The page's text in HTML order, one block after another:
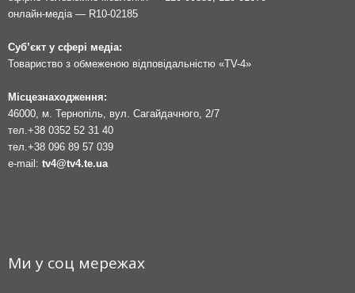
онлайн-медіа — R10-02185
Суб’єкт у сфері медіа:
Товариство з обмеженою відповідальністю «TV-4»
Місцезнаходження:
46000, м. Тернопіль, вул. Сагайдачного, 2/7
тел. +38 0352 52 31 40
тел. +38 096 89 57 039
e-mail: tv4@tv4.te.ua
Ми у соц мережах